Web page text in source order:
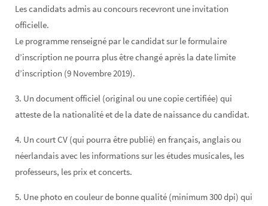
Les candidats admis au concours recevront une invitation
officielle.
Le programme renseigné par le candidat sur le formulaire
d’inscription ne pourra plus être changé après la date limite
d’inscription (9 Novembre 2019).
3. Un document officiel (original ou une copie certifiée) qui
atteste de la nationalité et de la date de naissance du candidat.
4. Un court CV (qui pourra être publié) en français, anglais ou
néerlandais avec les informations sur les études musicales, les
professeurs, les prix et concerts.
5. Une photo en couleur de bonne qualité (minimum 300 dpi) qui